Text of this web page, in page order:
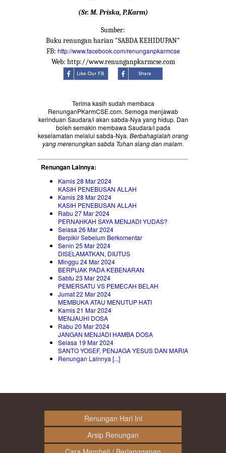
(Sr. M. Priska, P.Karm)
Sumber:
Buku renungan harian "SABDA KEHIDUPAN"
FB: http://www.facebook.com/renunganpkarmcse
Web: http://www.renunganpkarmcse.com
Terima kasih sudah membaca
RenunganPKarmCSE.com. Semoga menjawab
kerinduan Saudara/i akan sabda-Nya yang hidup. Dan
boleh semakin membawa Saudara/i pada
keselamatan melalui sabda-Nya. Berbahagialah orang
yang merenungkan sabda Tuhan siang dan malam.
Renungan Lainnya:
Kamis 28 Mar 2024
KASIH PENEBUSAN ALLAH
Kamis 28 Mar 2024
KASIH PENEBUSAN ALLAH
Rabu 27 Mar 2024
PERNAHKAH SAYA MENJADI YUDAS?
Selasa 26 Mar 2024
Berpikir Sebelum Berkomentar
Senin 25 Mar 2024
DISELAMATKAN, DIUTUS
Minggu 24 Mar 2024
BERPIJAK PADA KEBENARAN
Sabtu 23 Mar 2024
PEMERSATU VS PEMECAH BELAH
Jumat 22 Mar 2024
MEMBUKA ATAU MENUTUP HATI
Kamis 21 Mar 2024
MENJAUHI DOSA
Rabu 20 Mar 2024
JANGAN MENJADI HAMBA DOSA
Selasa 19 Mar 2024
SANTO YOSEF, PENJAGA YESUS DAN MARIA
Renungan Lainnya [...]
Renungan Hari Ini
Arsip Renungan